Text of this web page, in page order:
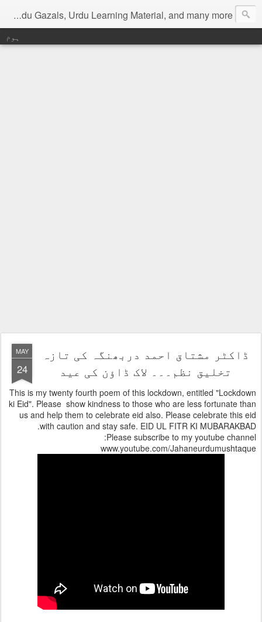
Digital Urdu Magazine to represent Urdu Literature, Urdu News, Health related materials, various function news of Urdu, Beauty tips, Kitchen tips, Urdu Poetry, Urdu Gazals, Urdu Learning Material, and many more.
ہوم
MAY
24
ڈاکٹر مشتاق احمد دربھنگہ کی تازہ
تخلیق نظم۔۔۔ لاک ڈاؤن کی عید
This is my twenty fourth poem of this lockdown, entitled "Lockdown
ki Eid". Please show kindness to those who are less fortunate than
us and help them to celebrate eid also. Please celebrate this eid
with caution and stay safe. EID UL FITR KI MUBARAKBAD.
Please subscribe to my youtube channel:
www.youtube.com/Jahaneurdumushtaque